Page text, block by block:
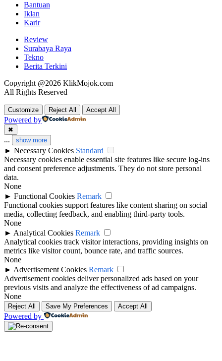
Bantuan
Iklan
Karir
Review
Surabaya Raya
Tekno
Berita Terkini
Copyright @2026 KlikMojok.com
All Rights Reserved
Customize Reject All Accept All
Powered by
✖
... show more
► Necessary Cookies Standard
Necessary cookies enable essential site features like secure log-ins
and consent preference adjustments. They do not store personal
data.
None
► Functional Cookies Remark
Functional cookies support features like content sharing on social
media, collecting feedback, and enabling third-party tools.
None
► Analytical Cookies Remark
Analytical cookies track visitor interactions, providing insights on
metrics like visitor count, bounce rate, and traffic sources.
None
► Advertisement Cookies Remark
Advertisement cookies deliver personalized ads based on your
previous visits and analyze the effectiveness of ad campaigns.
None
Reject All Save My Preferences Accept All
Powered by